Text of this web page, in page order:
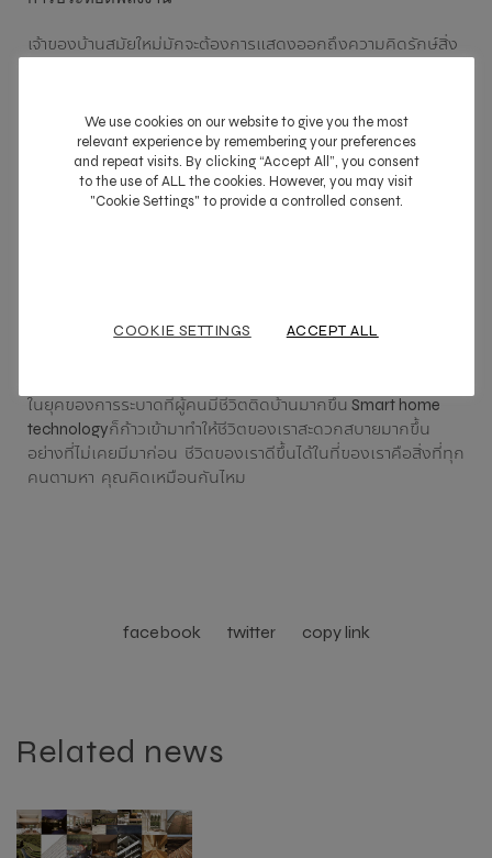
เจ้าของบ้านสมัยใหม่มักจะต้องการแสดงออกถึงความคิดรักษ์สิ่ง
จนลืมตัวและใช้พลังงานมากเกินไปอย่างน่าเสียดาย ยกตัวอย่าง
เช่น เราลืมเปิดไฟทิ้งไว้ในห้องหรือเปิดแอร์ทิ้งไว้ในห้องที่ไม่มีคน
อยู่ แต่Smart home automationจะช่วยให้เราไม่ถลุงไฟแบบที่ไม่
จำเป็น ตอนนี้เรามี Smart thermostatที่ช่วยเหลือเราด้วยการ
เรียนรู้ตารางการใช้ชีวิตในบ้านของเรา และแนะนำเราว่าควรจะ
แวดล้อมและยังช่วยประหยัดเงินในกระเป๋าจนมีเงินเหลือไปทำ
ในยุคของการระบาดที่ผู้คนมีชีวิตติดบ้านมากขึ้น Smart home
technologyก็ก้าวเข้ามาทำให้ชีวิตของเราสะดวกสบายมากขึ้น
อย่างที่ไม่เคยมีมาก่อน ชีวิตของเราดีขึ้นได้ในที่ของเราคือสิ่งที่ทุก
คนตามหา คุณคิดเหมือนกันไหม
facebook twitter copy link
Related news
We use cookies on our website to give you the most
relevant experience by remembering your preferences
and repeat visits. By clicking “Accept All”, you consent
to the use of ALL the cookies. However, you may visit
"Cookie Settings" to provide a controlled consent.
COOKIE SETTINGS ACCEPT ALL